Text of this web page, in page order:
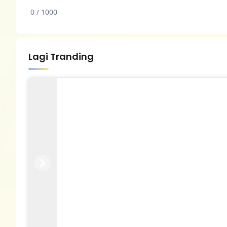
0 / 1000
Lagi Tranding